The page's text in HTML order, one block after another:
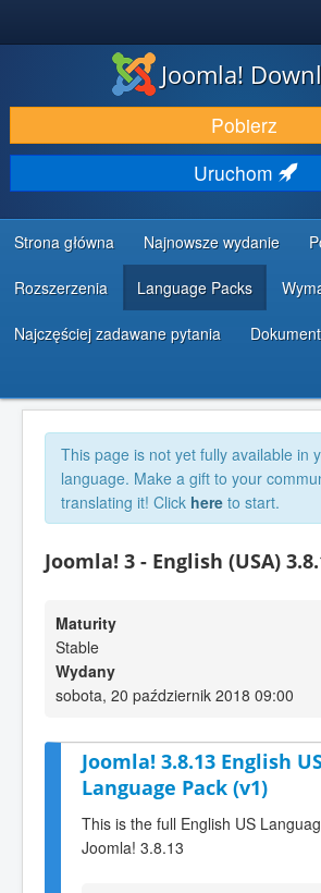
DODATKI I ROZSZERZENIA
ODKRYJ & POZNAJ
SPOŁECZNOŚĆ & WSPARCIE
ZASOBY DLA PROGRAMISTÓW
Joomla!
Pobierz
Uruchom
Strona główna Najnowsze wydanie
Rozszerzenia Language Packs
Najczęściej zadawane pytania
This page is not yet fully available in
language. Make a gift to your
translating it! Click here to start.
Joomla! 3 - English (USA)
Maturity
Stable
Wydany
sobota, 20 październik 2018 09:00
Joomla! 3.8.13 English
Language Pack (v1)
This is the full English US
Joomla! 3.8.13